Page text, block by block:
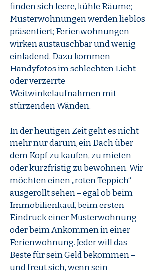
finden sich leere, kühle Räume;
Musterwohnungen werden lieblos
präsentiert; Ferienwohnungen
wirken austauschbar und wenig
einladend. Dazu kommen
Handyfotos im schlechten Licht
oder verzerrte
Weitwinkelaufnahmen mit
stürzenden Wänden.
In der heutigen Zeit geht es nicht
mehr nur darum, ein Dach über
dem Kopf zu kaufen, zu mieten
oder kurzfristig zu bewohnen. Wir
möchten einen „roten Teppich“
ausgerollt sehen – egal ob beim
Immobilienkauf, beim ersten
Eindruck einer Musterwohnung
oder beim Ankommen in einer
Ferienwohnung. Jeder will das
Beste für sein Geld bekommen –
und freut sich, wenn sein